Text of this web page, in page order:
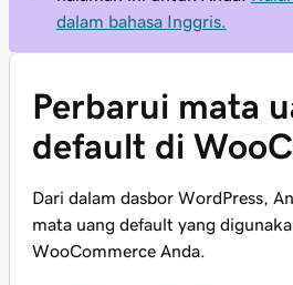
dalam bahasa Inggris.
Perbarui mata
default di
Dari dalam dasbor WordPress,
mata uang default yang
WooCommerce Anda.